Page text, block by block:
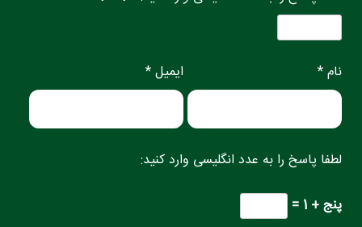
نام * ایمیل *
لطفا پاسخ را به عدد انگلیسی وارد کنید:
پنج + 1 =